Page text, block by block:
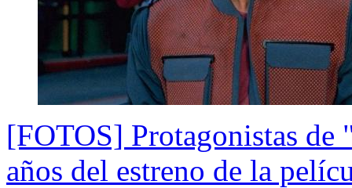
[FOTOS] Protagonistas de
años del estreno de la